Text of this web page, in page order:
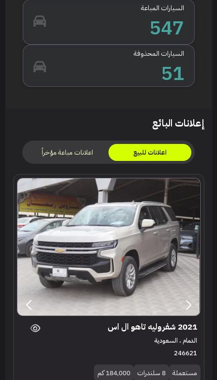
السيارات المباعة
547
السيارات المحذوفة
51
إعلانات البائع
اعلانات للبيع اعلانات مباعة مؤخراً
2021 شفروليه تاهو ال اس
الدمام ، السعودية
246621
مستعملة 8 سلندرات
184,000 كم